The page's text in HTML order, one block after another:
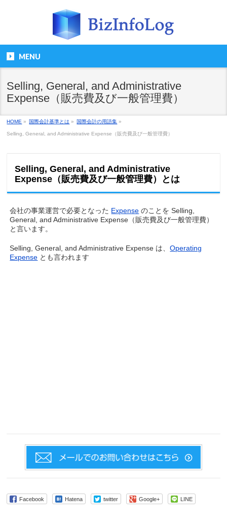
MENU
Selling, General, and Administrative
Expense（販売費及び一般管理費）
HOME » 国際会計基準とは » 国際会計の用語集 »
Selling, General, and Administrative Expense（販売費及び一般管理費）
Selling, General, and Administrative
Expense（販売費及び一般管理費）とは
会社の事業運営で必要となった Expense のことを Selling,
General, and Administrative Expense（販売費及び一般管理費）
と言います。
Selling, General, and Administrative Expense は、Operating
Expense とも言われます
Facebook Hatena twitter Google+ LINE